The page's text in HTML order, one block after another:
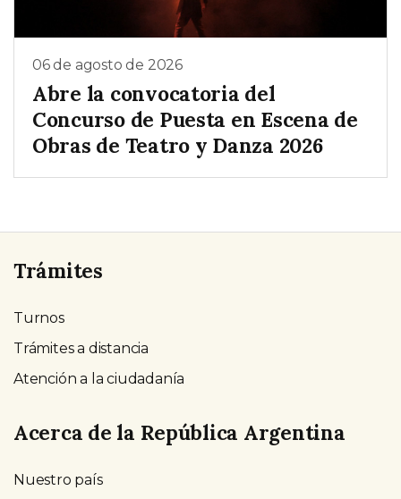
06 de agosto de 2026
Abre la convocatoria del
Concurso de Puesta en Escena de
Obras de Teatro y Danza 2026
Trámites
Turnos
Trámites a distancia
Atención a la ciudadanía
Acerca de la República Argentina
Nuestro país